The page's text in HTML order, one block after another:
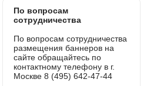
По вопросам
сотрудничества
По вопросам сотрудничества
размещения баннеров на
сайте обращайтесь по
контактному телефону в г.
Москве 8 (495) 642-47-44